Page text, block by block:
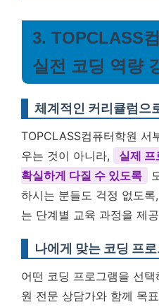
3. TOPCLASS
실전 코딩 역량
체계적인 커리큘럼으
TOPCLASS컴퓨터학원 서
우는 것이 아니라,
실제
확실하게 다질 수 있도록
하시는 분들도 걱정 없도
는 단계별 교육 과정을 제
나에게 맞는 코딩 프
어떤 코딩 프로그램을 선
원 전문 상담가와 함께 목